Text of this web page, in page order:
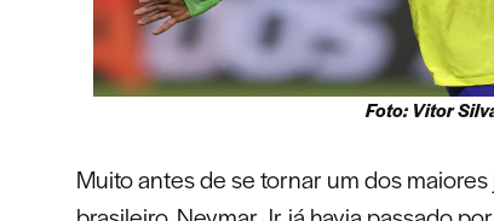
Foto: Vitor
Muito antes de se tornar um dos